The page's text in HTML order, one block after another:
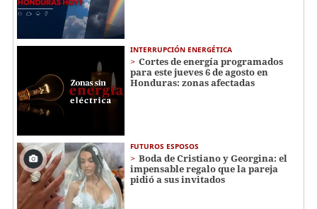
INTERRUPCIÓN ENERGÉTICA
Cortes de energía programados
para este jueves 6 de agosto en
Honduras: zonas afectadas
FUTUROS ESPOSOS
Boda de Cristiano y Georgina: el
impensable regalo que la pareja
pidió a sus invitados